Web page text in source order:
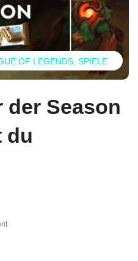
OF LEGENDS SPIELE
der Season
du